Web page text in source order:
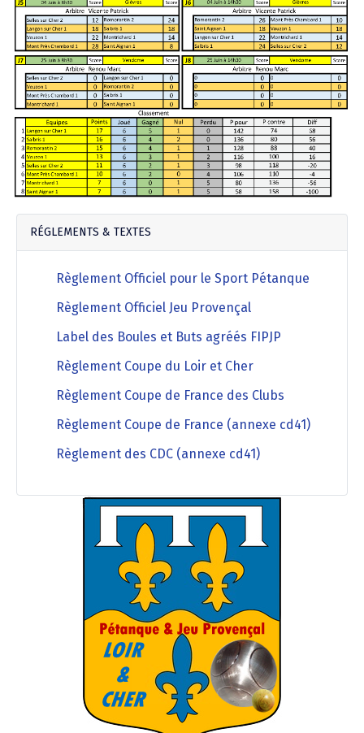
RÉGLEMENTS & TEXTES
Règlement Officiel pour le Sport Pétanque
Règlement Officiel Jeu Provençal
Label des Boules et Buts agréés FIPJP
Règlement Coupe du Loir et Cher
Règlement Coupe de France des Clubs
Règlement Coupe de France (annexe cd41)
Règlement des CDC (annexe cd41)
Agenda Concours Vétérans
Régionaux & Championnats de France
Résultats & Classement Division 4 B
Résultats & Classement Division 5 A
Championnat Triplettes Mixtes
Championnat Triplettes Vétérans
Palmarès Comité du Loir & Cher
Championnat Individuel Féminin
Championnat Individuel Masculin